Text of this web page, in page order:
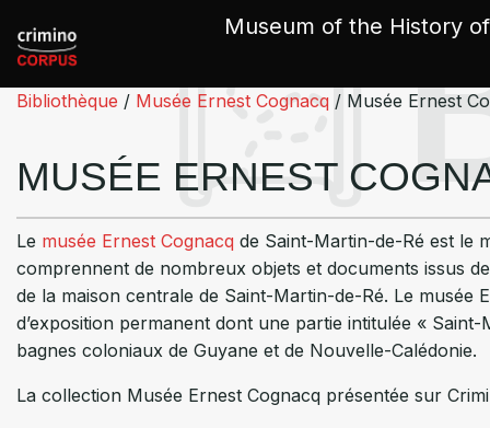
Museum of the History
Bibliothèque / Musée Ernest Cognacq / Musée Ernest
MUSÉE ERNEST
Le musée Ernest Cognacq de Saint-Martin-de-Ré est le
comprennent de nombreux objets et documents issus
de la maison centrale de Saint-Martin-de-Ré. Le musée
d’exposition permanent dont une partie intitulée «
bagnes coloniaux de Guyane et de Nouvelle-Calédonie.
La collection Musée Ernest Cognacq présentée sur
Cookies management panel